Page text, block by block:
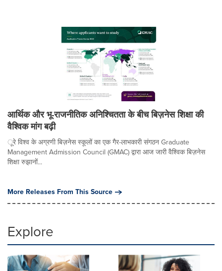
आर्थिक और भू-राजनीतिक अनिश्चितता के बीच बिज़नेस शिक्षा की
वैश्विक मांग बढ़ी
ूरे विश्व के अग्रणी बिज़नेस स्कूलों का एक गैर-लाभकारी संगठन Graduate
Management Admission Council (GMAC) द्वारा आज जारी वैश्विक बिज़नेस
शिक्षा रुझानों...
More Releases From This Source
Explore